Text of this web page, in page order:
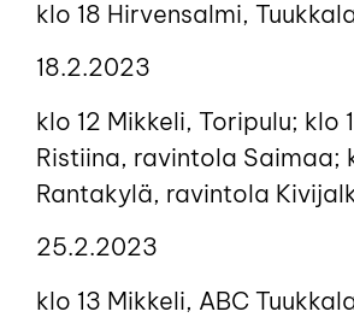
klo 18 Hirvensalmi,
18.2.2023
klo 12 Mikkeli, Toripulu; klo
Ristiina, ravintola Saimaa;
Rantakylä, ravintola
25.2.2023
klo 13 Mikkeli, ABC